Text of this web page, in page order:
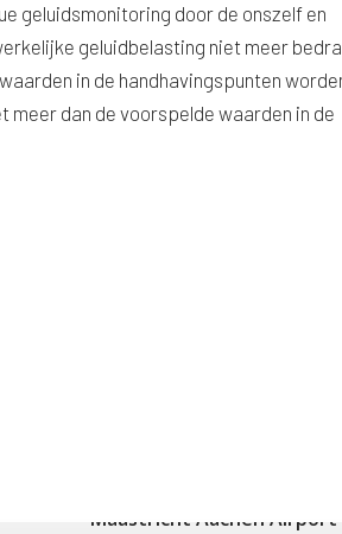
geluidsmonitoring door de onszelf en
geluidbelasting niet meer
in de handhavingspunten
dan de voorspelde waarden in de
Maastricht Aachen Airport